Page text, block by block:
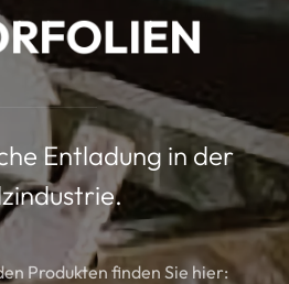
Entladung in der
Produkten finden Sie hier: